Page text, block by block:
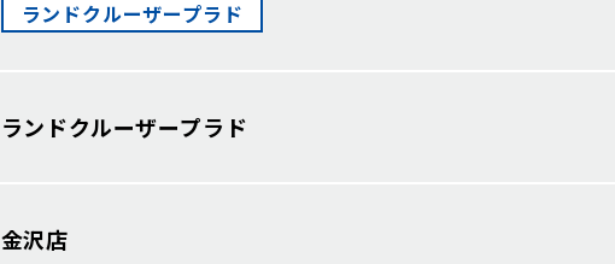
ランドクルーザープラド
ランドクルーザープラド
金沢店